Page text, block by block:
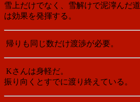
雪上だけでなく、雪解けで泥濘んだ
は効果を発揮する。
帰りも同じ数だけ渡渉が必要。
Kさんは身軽だ。
振り向くとすでに渡り終えている。